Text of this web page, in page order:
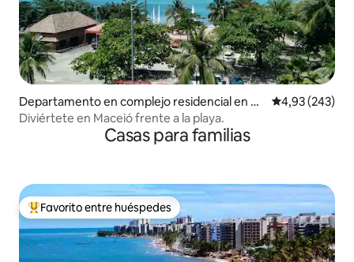
Departamento en complejo residencial en Pa
juçara
Calificación
4,93 (243)
Diviértete en Maceió frente a la playa.
Casas para familias
Favorito entre los huéspedes más destacados
Favorito entre huéspedes